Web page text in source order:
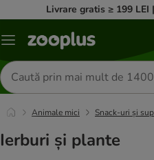
Livrare gratis ≥ 199 LEI
Categorii
Căutare
produse
Animale mici Snack-uri și
Ierburi și plante